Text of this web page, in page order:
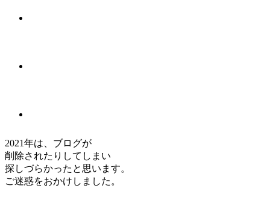
2021年は、ブログが
削除されたりしてしまい
探しづらかったと思います。
ご迷惑をおかけしました。